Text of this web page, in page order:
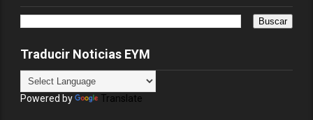
Traducir Noticias EYM
Powered by Translate